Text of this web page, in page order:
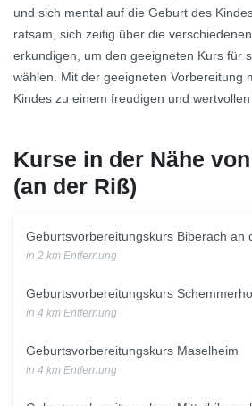
und sich mental auf die Geburt des
ratsam, sich zeitig über die verschiedenen
erkundigen, um den geeigneten Kurs für
wählen. Mit der geeigneten Vorbereitung
Kindes zu einem freudigen und
Kurse in der Nähe
(an der Riß)
Geburtsvorbereitungskurs Biberach an
in 2 km Entfernung
Geburtsvorbereitungskurs
in 4 km Entfernung
Geburtsvorbereitungskurs Maselheim
in 4 km Entfernung